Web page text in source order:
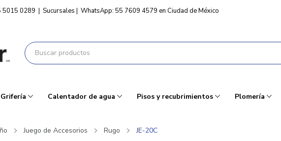
5015 0289 | Sucursales | WhatsApp: 55 7609 4579 en Ciudad de México
Grifería Calentador de agua Pisos y recubrimientos Plomería
Juego de Accesorios Rugo JE-20C